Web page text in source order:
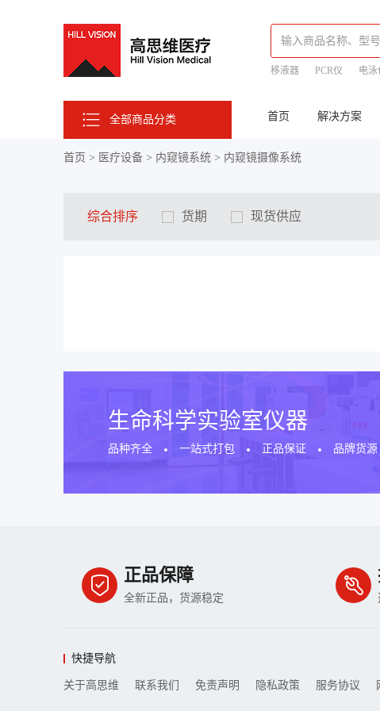
移液器 PCR仪 电泳
全部商品分类 首页 解决方案
首页 > 医疗设备 > 内窥镜系统 > 内窥镜摄像系统
综合排序 货期 现货供应
生命科学实验室仪器
品种齐全 一站式打包 正品保证 品牌货源
正品保障
全新正品，货源稳定
快捷导航
关于高思维 联系我们 免责声明 隐私政策 服务协议